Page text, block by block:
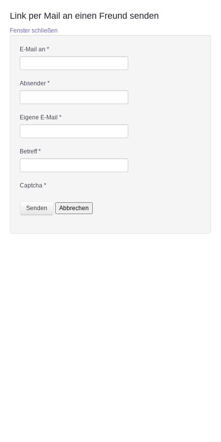
Link per Mail an einen Freund senden
Fenster schließen
E-Mail an *
Absender *
Eigene E-Mail *
Betreff*
Captcha *
Senden Abbrechen